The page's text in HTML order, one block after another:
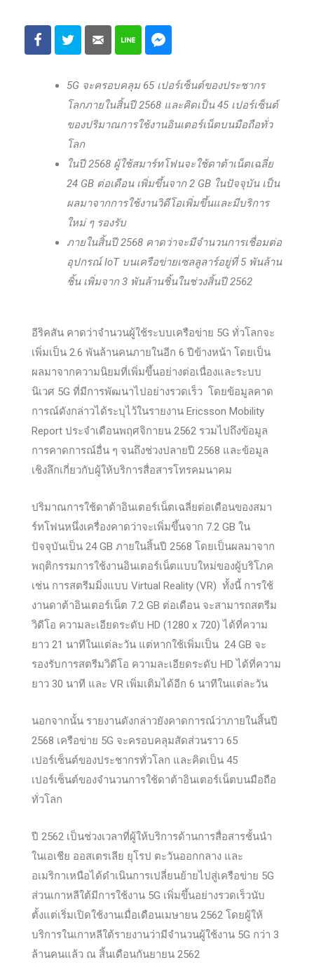
5G จะครอบคลุม 65 เปอร์เซ็นต์ของประชากร
โลกภายในสิ้นปี 2568 และคิดเป็น 45 เปอร์เซ็นต์
ของปริมาณการใช้งานอินเตอร์เน็ตบนมือถือทั่ว
โลก
ในปี 2568 ผู้ใช้สมาร์ทโฟนจะใช้ดาต้าเน็ตเฉลี่ย
24 GB ต่อเดือน เพิ่มขึ้นจาก 2 GB ในปัจจุบัน เป็น
ผลมาจากการใช้งานวิดีโอเพิ่มขึ้นและมีบริการ
ใหม่ ๆ รองรับ
ภายในสิ้นปี 2568 คาดว่าจะมีจำนวนการเชื่อมต่อ
อุปกรณ์ IoT บนเครือข่ายเซลลูลาร์อยู่ที่ 5 พันล้าน
ชิ้น เพิ่มจาก 3 พันล้านชิ้นในช่วงสิ้นปี 2562
อีริคสัน คาดว่าจำนวนผู้ใช้ระบบเครือข่าย 5G ทั่วโลกจะ
เพิ่มเป็น 2.6 พันล้านคนภายในอีก 6 ปีข้างหน้า โดยเป็น
ผลมาจากความนิยมที่เพิ่มขึ้นอย่างต่อเนื่องและระบบ
นิเวศ 5G ที่มีการพัฒนาไปอย่างรวดเร็ว โดยข้อมูลคาด
การณ์ดังกล่าวได้ระบุไว้ในรายงาน Ericsson Mobility
Report ประจำเดือนพฤศจิกายน 2562 รวมไปถึงข้อมูล
การคาดการณ์อื่น ๆ จนถึงช่วงปลายปี 2568 และข้อมูล
เชิงลึกเกี่ยวกับผู้ให้บริการสื่อสารโทรคมนาคม
ปริมาณการใช้ดาต้าอินเตอร์เน็ตเฉลี่ยต่อเดือนของสมา
ร์ทโฟนหนึ่งเครื่องคาดว่าจะเพิ่มขึ้นจาก 7.2 GB ใน
ปัจจุบันเป็น 24 GB ภายในสิ้นปี 2568 โดยเป็นผลมาจาก
พฤติกรรมการใช้งานอินเตอร์เน็ตแบบใหม่ของผู้บริโภค
เช่น การสตรีมมิ่งแบบ Virtual Reality (VR) ทั้งนี้ การใช้
งานดาต้าอินเตอร์เน็ต 7.2 GB ต่อเดือน จะสามารถสตรีม
วิดีโอ ความละเอียดระดับ HD (1280 x 720) ได้ที่ความ
ยาว 21 นาทีในแต่ละวัน แต่หากใช้เพิ่มเป็น 24 GB จะ
รองรับการสตรีมวิดีโอ ความละเอียดระดับ HD ได้ที่ความ
ยาว 30 นาที และ VR เพิ่มเติมได้อีก 6 นาทีในแต่ละวัน
นอกจากนั้น รายงานดังกล่าวยังคาดการณ์ว่าภายในสิ้นปี
2568 เครือข่าย 5G จะครอบคลุมสัดส่วนราว 65
เปอร์เซ็นต์ของประชากรทั่วโลก และคิดเป็น 45
เปอร์เซ็นต์ของจำนวนการใช้ดาต้าอินเตอร์เน็ตบนมือถือ
ทั่วโลก
ปี 2562 เป็นช่วงเวลาที่ผู้ให้บริการด้านการสื่อสารชั้นนำ
ในเอเชีย ออสเตรเลีย ยุโรป ตะวันออกกลาง และ
อเมริกาเหนือได้ดำเนินการเปลี่ยนย้ายไปสู่เครือข่าย 5G
ส่วนเกาหลีใต้มีการใช้งาน 5G เพิ่มขึ้นอย่างรวดเร็วนับ
ตั้งแต่เริ่มเปิดใช้งานเมื่อเดือนเมษายน 2562 โดยผู้ให้
บริการในเกาหลีใต้รายงานว่ามีจำนวนผู้ใช้งาน 5G กว่า 3
ล้านคนแล้ว ณ สิ้นเดือนกันยายน 2562